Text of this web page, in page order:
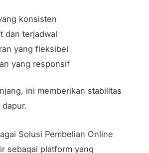
konsisten
dan terjadwal
yang fleksibel
yang responsif
ini memberikan stabilitas
Solusi Pembelian Online
sebagai platform yang